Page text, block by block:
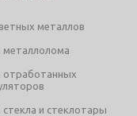
металлов
металлолома
отработанных
и стеклотары